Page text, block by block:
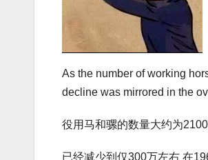
As the number of working
decline was mirrored in the
役用马和骡的数量大约为
已经减少到仅300万左右 在